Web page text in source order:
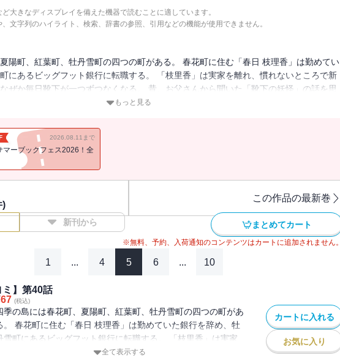
大きなディスプレイを備えた機器で読むことに適しています。
文字列のハイライト、検索、辞書の参照、引用などの機能が使用できません。
陽町、紅葉町、牡丹雪町の四つの町がある。 春花町に住む「春日 枝理香」は勤めてい
にあるビッグフット銀行に転職する。 「枝里香」は実家を離れ、慣れないところで新
ぜか毎日靴下が一つずつなくなる。 昔、お父さんから聞いた「靴下の妖怪」の話を思
妖怪」を捕まえる方法を調べ、「靴下の妖怪」を捕まえるがーー
もっと見る
2026.08.11まで
マーブックフェス2026！全
この作品の最新巻
)
新刊から まとめてカート
※無料、予約、入荷通知のコンテンツはカートに追加されません。
1 ... 4 5 6 ... 10
】第40話
67 (税込)
季の島には春花町、夏陽町、紅葉町、牡丹雪町の四つの町があ
。 春花町に住む「春日 枝理香」は勤めていた銀行を辞め、牡
雪町にあるビッグフット銀行に転職する。 「枝里香」は実家
を離れ、慣れないところで新しい生活を始めたが、なぜか毎日靴
全て表示する
カートに入れる
お気に入り